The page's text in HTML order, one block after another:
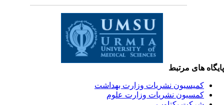
های مرتبط
کمیسیون نشریات وزارت بهداشت
کمسیون نشریات وزارت علوم